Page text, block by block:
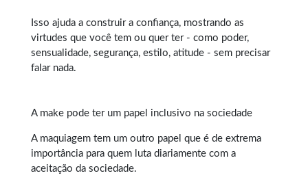
Isso ajuda a construir a confiança, mostrando as
virtudes que você tem ou quer ter - como poder,
sensualidade, segurança, estilo, atitude - sem precisar
falar nada.
A make pode ter um papel inclusivo na sociedade
A maquiagem tem um outro papel que é de extrema
importância para quem luta diariamente com a
aceitação da sociedade.